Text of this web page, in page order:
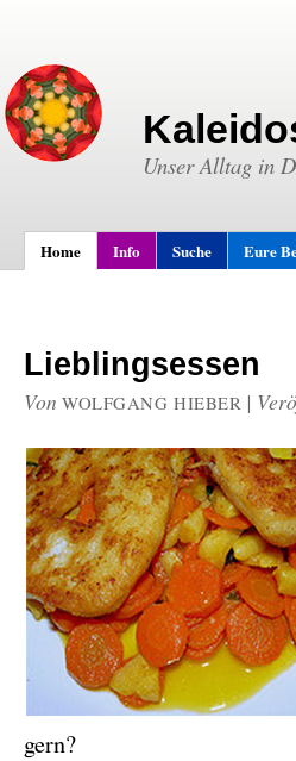
Unser Alltag in
Home Info Suche Eure
Lieblingsessen
Von WOLFGANG HIEBER |
gern?